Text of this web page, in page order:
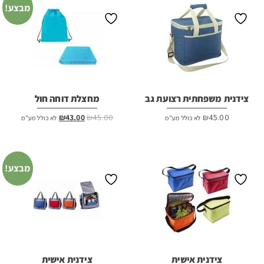
צידנית משפחתית רצועת גב
₪45.00 לא כולל מע"מ
מבצע!
מחצלת דוחה חול
₪45.00
המחיר₪43.00 המחיר
לא כולל מע"מ
צידנית אישית
מבצע!
צידנית אישית